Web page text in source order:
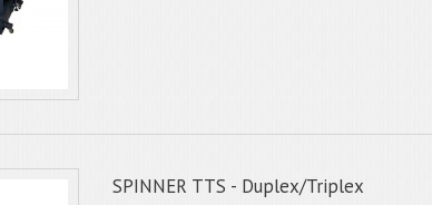
SPINNER TTS - Duplex/Triplex